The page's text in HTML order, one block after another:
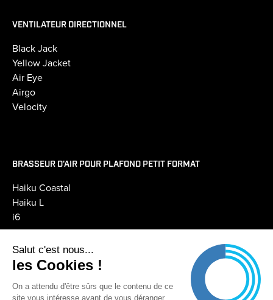
VENTILATEUR DIRECTIONNEL
Black Jack
Yellow Jacket
Air Eye
Airgo
Velocity
BRASSEUR D'AIR POUR PLAFOND PETIT FORMAT
Haiku Coastal
Haiku L
i6
PILOTAGE GTC GTB
Pilotage BAFCon
Salut c'est nous...
les Cookies !
On a attendu d'être sûrs que le contenu de ce
site vous intéresse avant de vous déranger,